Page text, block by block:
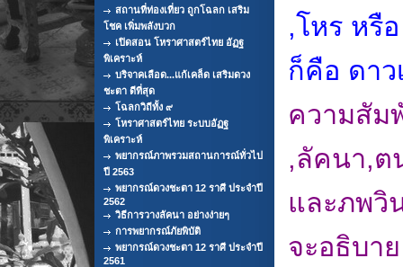
สถานที่ท่องเที่ยว ถูกโฉลก เสริม
โชค เพิ่มพลังบวก
เปิดสอน โหราศาสตร์ไทย อัฏฐ
พิเคราะห์
บริจาคเลือด...แก้เคล็ด เสริมดวง
ชะตา ดีที่สุด
โฉลกวิถีทั้ง ๙
โหราศาสตร์ไทย ระบบอัฏฐ
พิเคราะห์
พยากรณ์ภาพรวมสถานการณ์ทั่วไป
ปี 2563
พยากรณ์ดวงชะตา 12 ราศี ประจำปี
2562
วิธีการวางลัคนา อย่างง่ายๆ
การพยากรณ์ภัยพิบัติ
พยากรณ์ดวงชะตา 12 ราศี ประจำปี
2561
,โหร หรื
ก็คือ ดา
ความสัม
,ลัคนา,ต
และภพวิ
จะอธิบา